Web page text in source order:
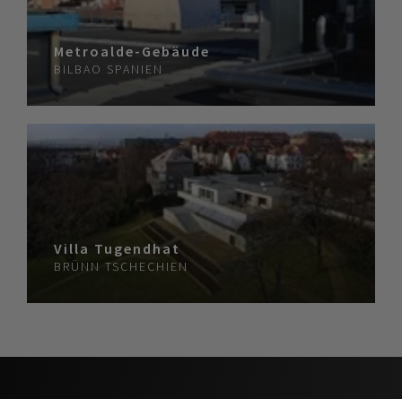
Metroalde-Gebäude
BILBAO SPANIEN
Villa Tugendhat
BRÜNN TSCHECHIEN